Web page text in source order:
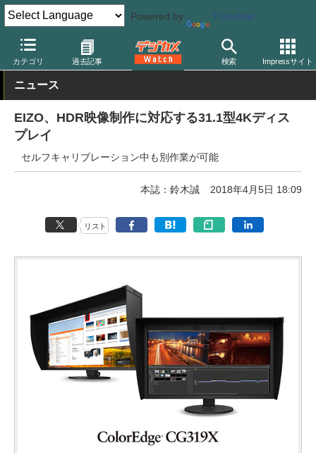
Powered by Translate
カテゴリ 過去記事 検索 Impressサイト
デジカメ Watch PC/モバイル関連 モニター（ディスプレイ）
ニュース
EIZO、HDR映像制作に対応する31.1型4Kディス
プレイ
セルフキャリブレーション中も別作業が可能
本誌：鈴木誠 2018年4月5日 18:09
リスト